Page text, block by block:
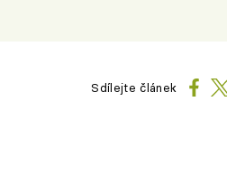
Sdílejte článek